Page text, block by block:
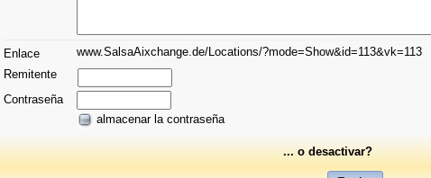
Enlace www.SalsaAixchange.de/Locations/?mode=Show&id=113&vk=113
Remitente
Contraseña
almacenar la contraseña
... o desactivar?